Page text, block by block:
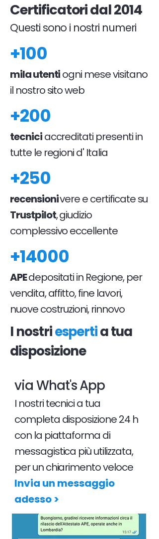
Certificatori dal 2014
Questi sono i nostri numeri
+100
mila utentiogni mese visitano
il nostro sito web
+200
tecniciaccreditati presenti in
tutte le regioni d' Italia
+250
recensionivere e certificate su
Trustpilot, giudizio
complessivo eccellente
+14000
APEdepositati in Regione, per
vendita, affitto, fine lavori,
nuove costruzioni, rinnovo
I nostriespertia tua
disposizione
via What's App
I nostri tecnici a tua
completa disposizione 24 h
con la piattaforma di
messagistica più utilizzata,
per un chiarimento veloce
Invia un messaggio
adesso >